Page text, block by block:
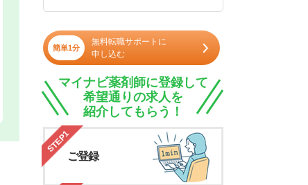
簡単1分
無料転職サポートに
申し込む
マイナビ薬剤師に登録して
希望通りの求人を
紹介してもらう！
STEP1
ご登録